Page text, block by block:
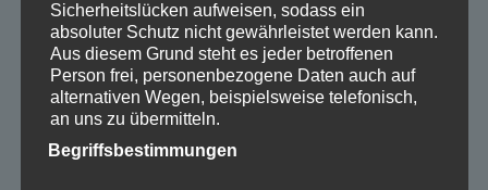
Sicherheitslücken aufweisen, sodass ein
absoluter Schutz nicht gewährleistet werden kann.
Aus diesem Grund steht es jeder betroffenen
Person frei, personenbezogene Daten auch auf
alternativen Wegen, beispielsweise telefonisch,
an uns zu übermitteln.
Begriffsbestimmungen